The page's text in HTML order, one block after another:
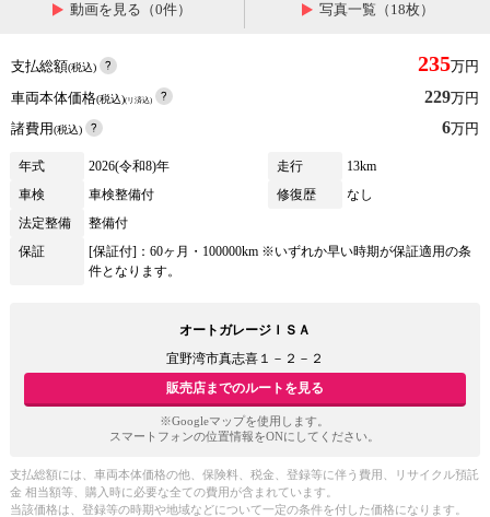
動画を見る（0件） 写真一覧（18枚）
支払総額(税込) 235万円
車両本体価格(税込)(リ済込) 229万円
諸費用(税込) 6万円
年式 2026(令和8)年 走行
13km
車検
車検整備付 修復歴
なし
法定整備
整備付
保証
[保証付]：60ヶ月・100000km ※いずれか早い時期が保証適用の条
件となります。
オートガレージＩＳＡ
宜野湾市真志喜１－２－２
販売店までのルートを見る
※Googleマップを使用します。
スマートフォンの位置情報をONにしてください。
支払総額には、車両本体価格の他、保険料、税金、登録等に伴う費用、リサイクル預託
金 相当額等、購入時に必要な全ての費用が含まれています。
当該価格は、登録等の時期や地域などについて一定の条件を付した価格になります。